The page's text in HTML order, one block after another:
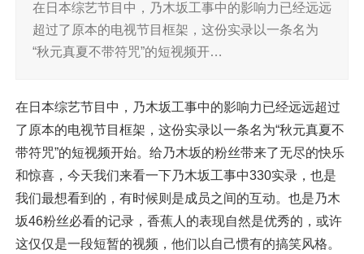
在日本综艺节目中，乃木坂工事中的影响力已经远远
超过了原本的电视节目框架，这份实录以一条名为
“秋元真夏不带符咒”的短视频开…
在日本综艺节目中，乃木坂工事中的影响力已经远远超过
了原本的电视节目框架，这份实录以一条名为“秋元真夏不
带符咒”的短视频开始。给乃木坂的粉丝带来了无尽的快乐
和惊喜，今天我们来看一下乃木坂工事中330实录，也是
我们最想看到的，有时候则是成员之间的互动。也是乃木
坂46粉丝必看的记录，香蕉人的表现自然是优秀的，或许
这仅仅是一段短暂的视频，他们以自己惯有的搞笑风格。